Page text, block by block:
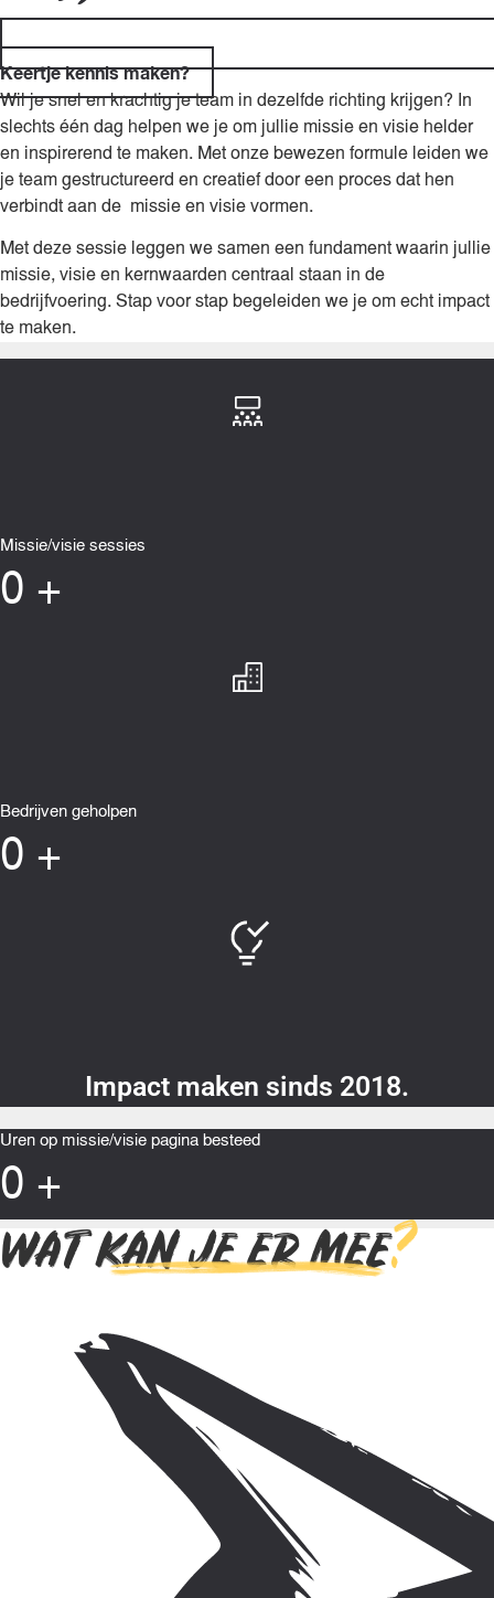
Keertje kennis maken?
Wil je snel en krachtig je team in dezelfde richting krijgen? In
slechts één dag helpen we je om jullie missie en visie helder
en inspirerend te maken. Met onze bewezen formule leiden we
je team gestructureerd en creatief door een proces dat hen
verbindt aan de missie en visie vormen.
Met deze sessie leggen we samen een fundament waarin jullie
missie, visie en kernwaarden centraal staan in de
bedrijfvoering. Stap voor stap begeleiden we je om echt impact
te maken.
Missie/visie sessies
0 +
Bedrijven geholpen
0 +
Impact maken sinds 2018.
Uren op missie/visie pagina besteed
0 +
WAT KAN JE ER MEE?